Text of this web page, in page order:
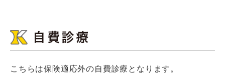
自費診療
こちらは保険適応外の自費診療となります。